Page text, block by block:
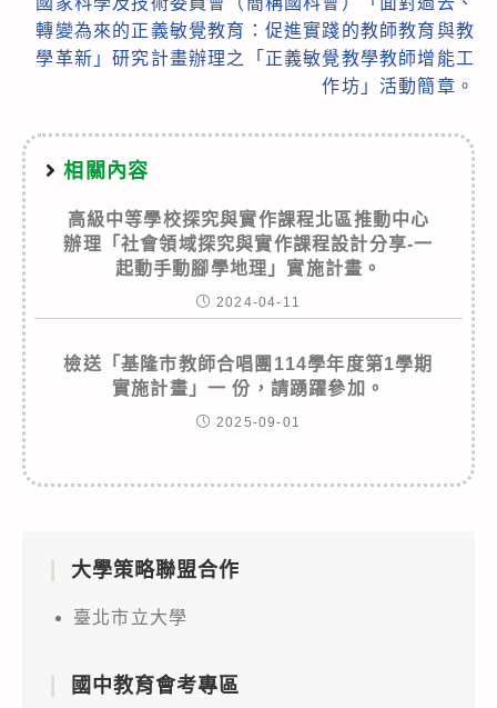
轉變為來的正義敏覺教育：促進實踐的教師教育與教
學革新」研究計畫辦理之「正義敏覺教學教師增能工
作坊」活動簡章。
相關內容
高級中等學校探究與實作課程北區推動中心
辦理「社會領域探究與實作課程設計分享-一
起動手動腳學地理」實施計畫。
2024-04-11
檢送「基隆市教師合唱團114學年度第1學期
實施計畫」一 份，請踴躍參加。
2025-09-01
大學策略聯盟合作
臺北市立大學
國中教育會考專區